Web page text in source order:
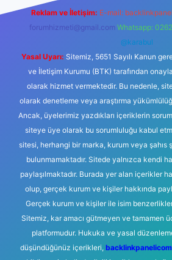
Reklam ve İletişim: E-mail:
forumhizmeti@gmail.com Whatsapp:
@karabul
Yasal Uyarı: Sitemiz, 5651 Sayılı Kanun
ve İletişim Kurumu (BTK) tarafından
olarak hizmet vermektedir. Bu nedenle,
olarak denetleme veya araştırma
Ancak, üyelerimiz yazdıkları içeriklerin
siteye üye olarak bu sorumluluğu kabul
sitesi, herhangi bir marka, kurum veya şahıs
bulunmamaktadır. Sitede yalnızca kendi
paylaşılmaktadır. Burada yer alan içerikler
olup, gerçek kurum ve kişiler hakkında
Gerçek kurum ve kişiler ile isim
Sitemiz, kar amacı gütmeyen ve tamamen
platformudur. Hukuka ve yasal
düşündüğünüz içerikleri,